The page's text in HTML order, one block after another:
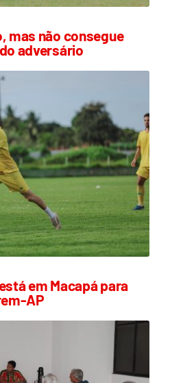
mas não consegue
adversário
em Macapá para
AP